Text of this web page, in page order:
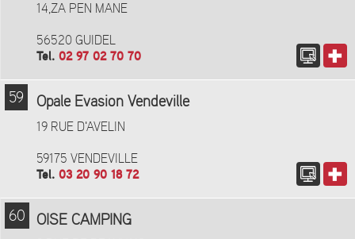
14,ZA PEN MANE
56520 GUIDEL
Tel. 02 97 02 70 70
59 Opale Evasion Vendeville
19 RUE D'AVELIN
59175 VENDEVILLE
Tel. 03 20 90 18 72
60 OISE CAMPING